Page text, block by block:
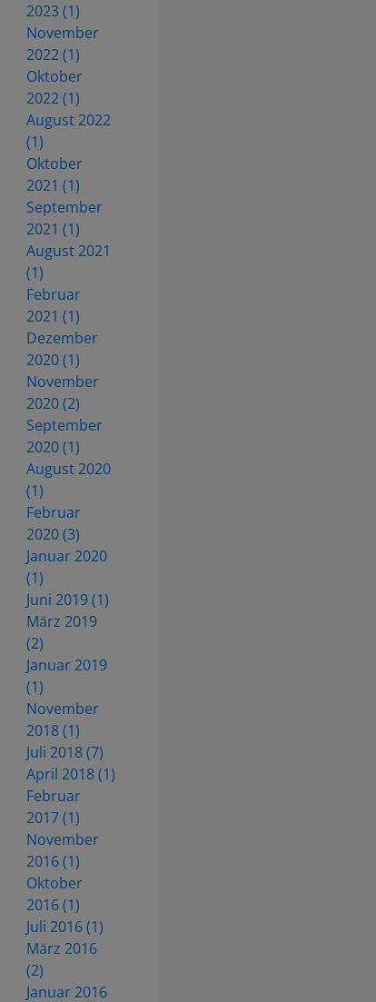
2023 (1)
November
2022 (1)
Oktober
2022 (1)
August 2022
(1)
Oktober
2021 (1)
September
2021 (1)
August 2021
(1)
Februar
2021 (1)
Dezember
2020 (1)
November
2020 (2)
September
2020 (1)
August 2020
(1)
Februar
2020 (3)
Januar 2020
(1)
Juni 2019 (1)
März 2019
(2)
Januar 2019
(1)
November
2018 (1)
Juli 2018 (7)
April 2018 (1)
Februar
2017 (1)
November
2016 (1)
Oktober
2016 (1)
Juli 2016 (1)
März 2016
(2)
Januar 2016